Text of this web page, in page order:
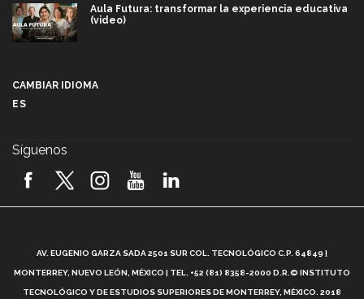
Aula Futura: transformar la experiencia educativa
(video)
2026! (video)
¿Cómo es el Modelo Educativo Tec? (video)
CAMBIAR IDIOMA
ES
Síguenos
AV. EUGENIO GARZA SADA 2501 SUR COL. TECNOLÓGICO C.P. 64849 |
MONTERREY, NUEVO LEÓN, MÉXICO | TEL. +52 (81) 8358-2000 D.R.© INSTITUTO
TECNOLÓGICO Y DE ESTUDIOS SUPERIORES DE MONTERREY, MÉXICO. 2018